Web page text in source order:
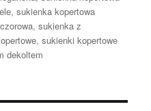
,sukienka kopertowa
,sukienka z
,sukienki kopertowe
dekoltem